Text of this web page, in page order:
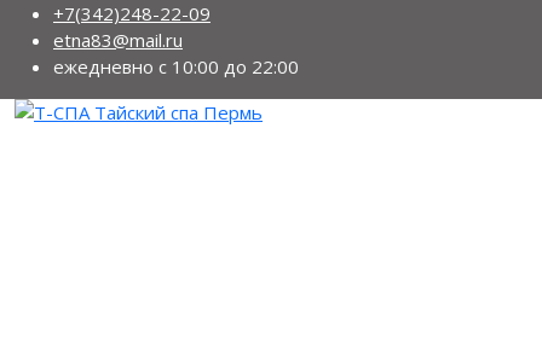
+7(342)248-22-09
etna83@mail.ru
ежедневно с 10:00 до 22:00